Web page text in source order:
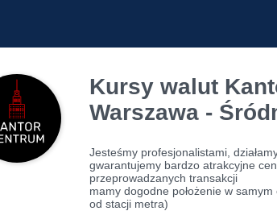
Kursy walut
Warszawa -
Jesteśmy profesjonalistami,
gwarantujemy bardzo atrakcyjne
przeprowadzanych transakcji
mamy dogodne położenie w
od stacji metra)